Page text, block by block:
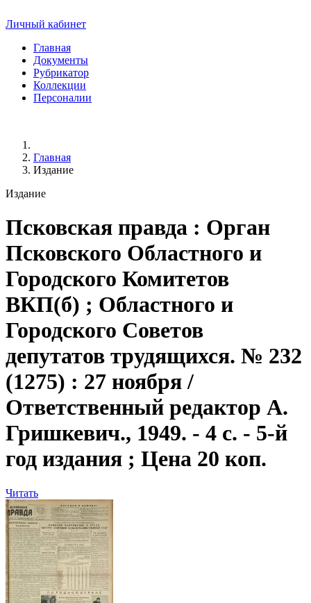
Личный кабинет
Главная
Документы
Рубрикатор
Коллекции
Персоналии
Главная
Издание
Издание
Псковская правда : Орган
Псковского Областного и
Городского Комитетов
ВКП(б) ; Областного и
Городского Советов
депутатов трудящихся. № 232
(1275) : 27 ноября /
Ответственный редактор А.
Гришкевич., 1949. - 4 с. - 5-й
год издания ; Цена 20 коп.
Читать